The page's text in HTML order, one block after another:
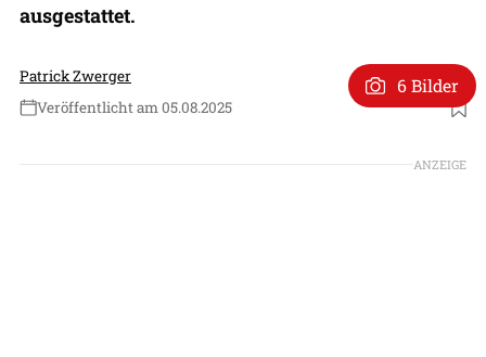
ausgestattet.
Patrick Zwerger
Veröffentlicht am 05.08.2025
Foto: Patrick Zwerger
6 Bilder
ANZEIGE